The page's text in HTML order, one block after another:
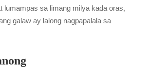
lumampas sa limang milya kada oras,
galaw ay lalong nagpapalala sa